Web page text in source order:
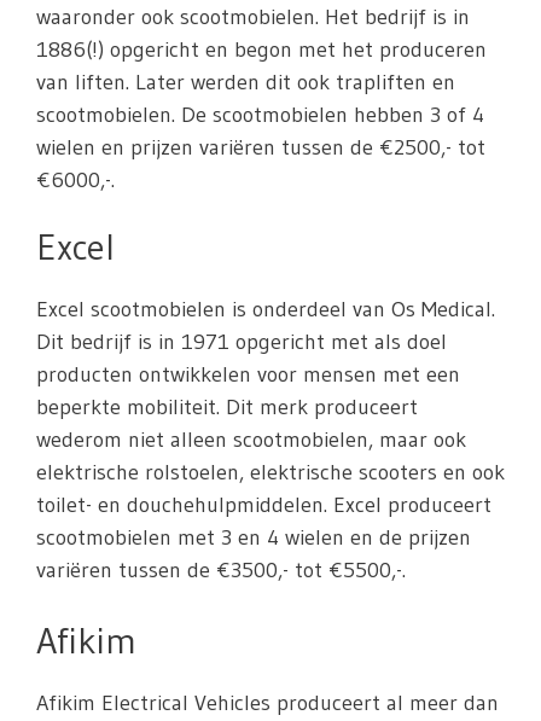
waaronder ook scootmobielen. Het bedrijf is in
1886(!) opgericht en begon met het produceren
van liften. Later werden dit ook trapliften en
scootmobielen. De scootmobielen hebben 3 of 4
wielen en prijzen variëren tussen de €2500,- tot
€6000,-.
Excel
Excel scootmobielen is onderdeel van Os Medical.
Dit bedrijf is in 1971 opgericht met als doel
producten ontwikkelen voor mensen met een
beperkte mobiliteit. Dit merk produceert
wederom niet alleen scootmobielen, maar ook
elektrische rolstoelen, elektrische scooters en ook
toilet- en douchehulpmiddelen. Excel produceert
scootmobielen met 3 en 4 wielen en de prijzen
variëren tussen de €3500,- tot €5500,-.
Afikim
Afikim Electrical Vehicles produceert al meer dan